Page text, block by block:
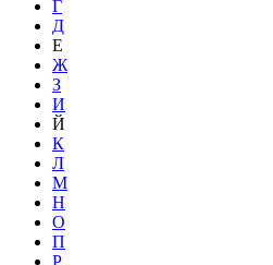
Г
Д
Е
Ж
З
И
Й
К
Л
М
Н
О
П
Р